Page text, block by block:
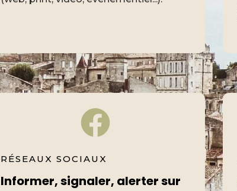
RÉSEAUX SOCIAUX
Informer, signaler, alerter sur